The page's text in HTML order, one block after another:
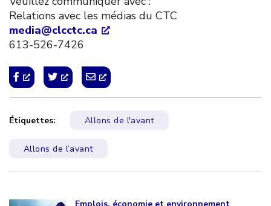
Relations avec les médias du CTC
media@clcctc.ca
613-526-7426
Étiquettes: Allons de l'avant
Allons de l’avant
Emplois, économie et environnement